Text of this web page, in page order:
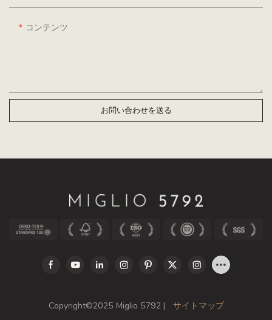
コンテンツ
お問い合わせを送る
Copyright©2025 Miglio 5792 | サイトマップ